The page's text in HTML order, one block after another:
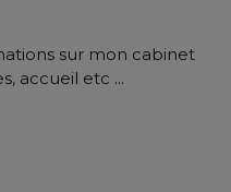
sur mon cabinet
accueil etc ...